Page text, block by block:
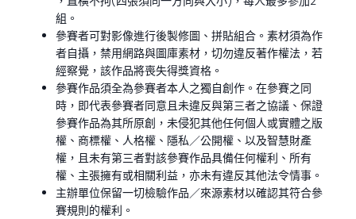
組。
參賽者可對影像進行後製修圖、拼貼組合。素材須為作
者自攝，禁用網路與圖庫素材，切勿違反著作權法，若
經察覺，該作品將喪失得獎資格。
參賽作品須全為參賽者本人之獨自創作。在參賽之同
時，即代表參賽者同意且未違反與第三者之協議、保證
參賽作品為其所原創，未侵犯其他任何個人或實體之版
權、商標權、人格權、隱私／公開權、以及智慧財產
權，且未有第三者對該參賽作品具備任何權利、所有
權、主張擁有或相關利益，亦未有違反其他法令情事。
主辦單位保留一切檢驗作品／來源素材以確認其符合參
賽規則的權利。